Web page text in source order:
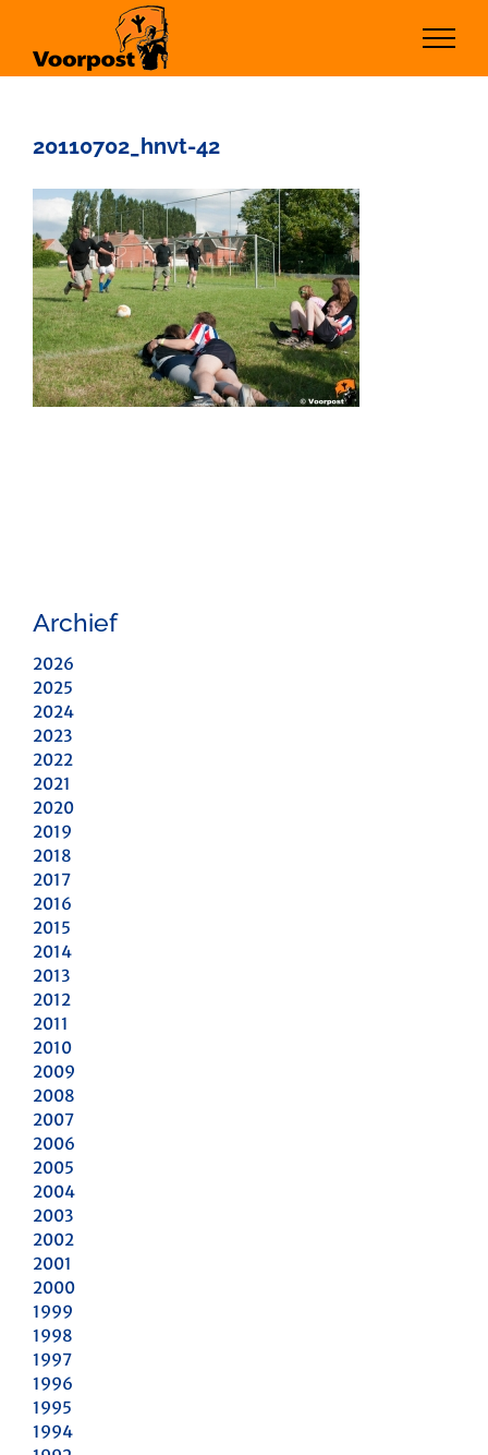
inhoud
20110702_hnvt-42
Archief
2026
2025
2024
2023
2022
2021
2020
2019
2018
2017
2016
2015
2014
2013
2012
2011
2010
2009
2008
2007
2006
2005
2004
2003
2002
2001
2000
1999
1998
1997
1996
1995
1994